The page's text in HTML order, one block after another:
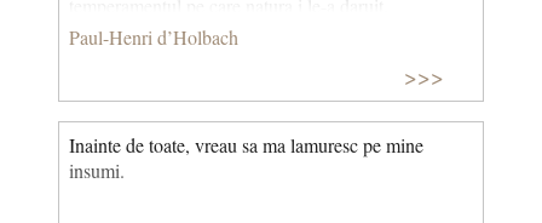
Antropologie (gr. ántropos, om): stiință care se ocupă cu
CCC
Paul-Henri d’Holbach
>>>
Inainte de toate, vreau sa ma lamuresc pe mine
insumi.